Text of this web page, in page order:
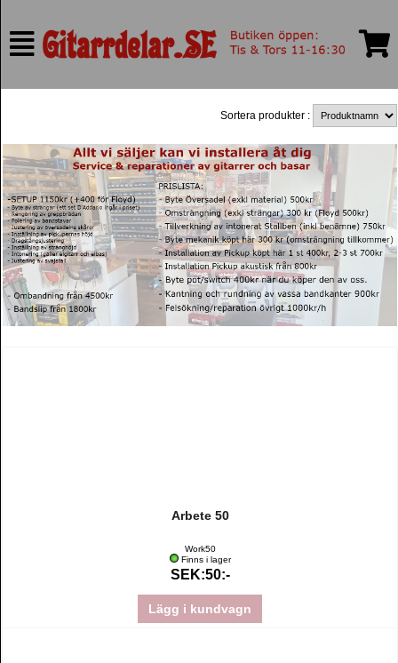
Sortera produkter :
Arbete 50
Work50
Finns i lager
SEK:50:-
Lägg i kundvagn